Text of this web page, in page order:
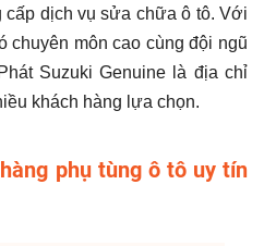
cấp dịch vụ sửa chữa ô tô. Với
chuyên môn cao cùng đội ngũ
Suzuki Genuine là địa chỉ
khách hàng lựa chọn.
phụ tùng ô tô uy tín